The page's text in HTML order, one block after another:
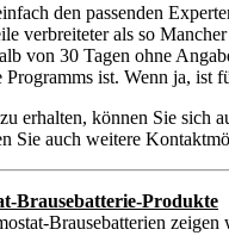
den passenden
verbreiteter als so
von 30 Tagen ohne
ist. Wenn ja, ist
erhalten, können Sie sich
Sie auch weitere
Brausebatterie-Produkte
Brausebatterien